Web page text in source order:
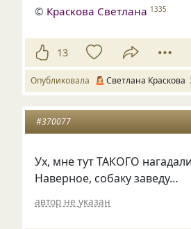
© Краскова Светлана 1335
13
Опубликовала Светлана Краскова
#370077
Ух, мне тут ТАКОГО
Наверное, собаку заведу…
автор не указан